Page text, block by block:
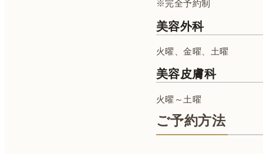
※完全予約制
美容外科
火曜、金曜、土曜
美容皮膚科
火曜～土曜
ご予約方法